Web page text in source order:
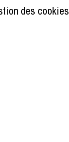
des cookies